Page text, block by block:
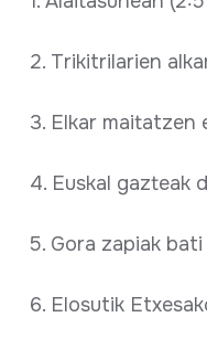
2. Trikitrilarien
3. Elkar maitatzen
4. Euskal gazteak
5. Gora zapiak
6. Elosutik